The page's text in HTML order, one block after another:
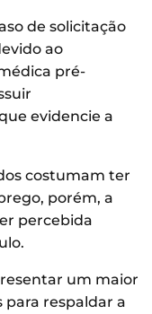
de solicitação
ao
pré-
evidencie a
costumam ter
porém, a
percebida
um maior
respaldar a